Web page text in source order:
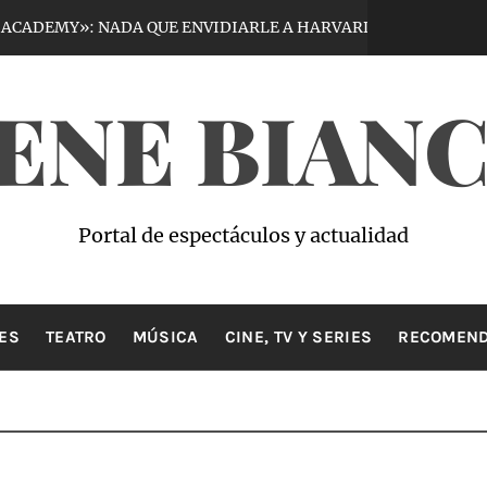
NADA QUE ENVIDIARLE A HARVARD 4 días hace
Portal de espectáculos y actualidad
TEATRO MÚSICA CINE, TV Y SERIES